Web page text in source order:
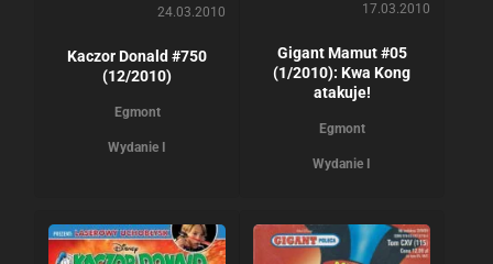
24.03.2010
Kaczor Donald #750
(12/2010)
Egmont
Wydanie I
17.03.2010
Gigant Mamut #05
(1/2010): Kwa Kong
atakuje!
Egmont
Wydanie I